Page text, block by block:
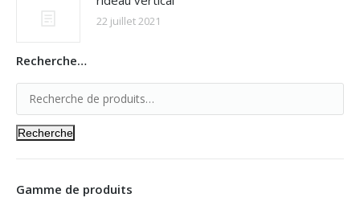
22 juillet 2021
Recherche…
Recherche
Gamme de produits